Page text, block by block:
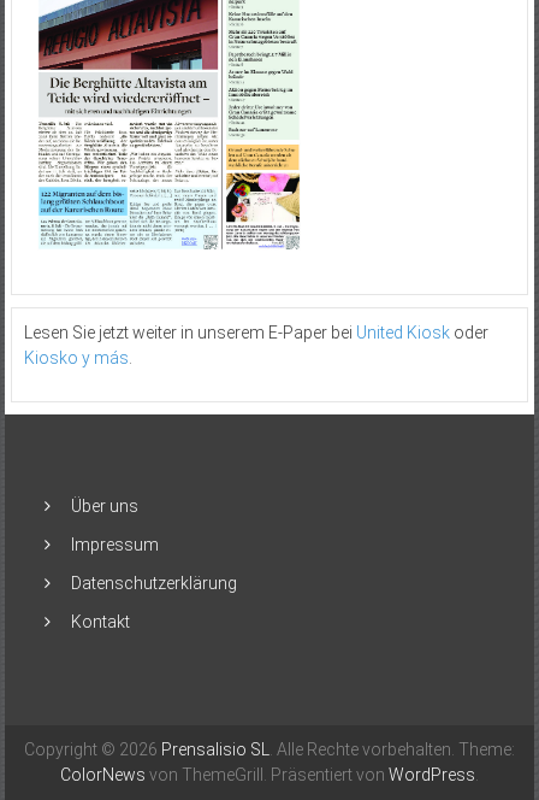
Lesen Sie jetzt weiter in unserem E-Paper bei United Kioskoder
Kiosko y más.
Über uns
Impressum
Datenschutzerklärung
Kontakt
Copyright © 2026 Prensalisio SL. Alle Rechte vorbehalten. Theme:
ColorNews von ThemeGrill. Präsentiert von WordPress.